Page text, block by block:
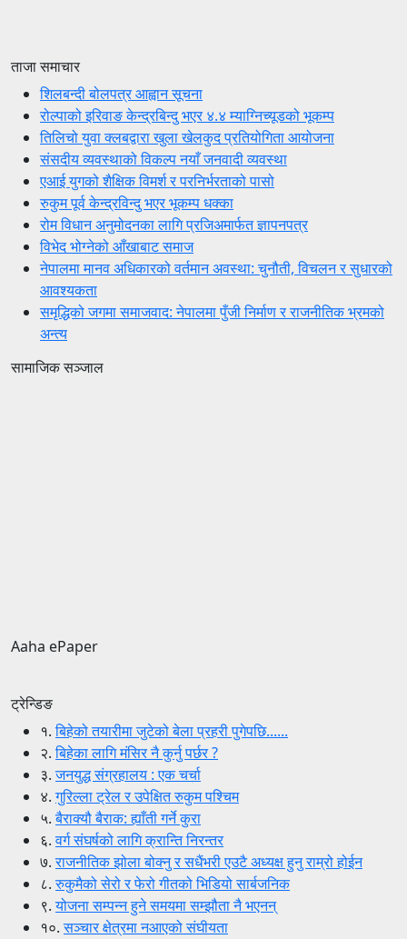
ताजा समाचार
शिलबन्दी बोलपत्र आह्वान सूचना
रोल्पाको इरिवाङ केन्द्रबिन्दु भएर ४.४ म्याग्निच्यूडको भूकम्प
तिलिचो युवा क्लबद्वारा खुला खेलकुद प्रतियोगिता आयोजना
संसदीय व्यवस्थाको विकल्प नयाँ जनवादी व्यवस्था
एआई युगको शैक्षिक विमर्श र परनिर्भरताको पासो
रुकुम पूर्व केन्द्रविन्दु भएर भूकम्प धक्का
रोम विधान अनुमोदनका लागि प्रजिअमार्फत ज्ञापनपत्र
विभेद भोग्नेको आँखाबाट समाज
नेपालमा मानव अधिकारको वर्तमान अवस्था: चुनौती, विचलन र सुधारको
आवश्यकता
समृद्धिको जगमा समाजवाद: नेपालमा पुँजी निर्माण र राजनीतिक भ्रमको
अन्त्य
सामाजिक सञ्जाल
Aaha ePaper
ट्रेन्डिङ
१.बिहेको तयारीमा जुटेको बेला प्रहरी पुगेपछि......
२.बिहेका लागि मंसिर नै कुर्नु पर्छर ?
३.जनयुद्ध संग्रहालय : एक चर्चा
४.गुरिल्ला ट्रेल र उपेक्षित रुकुम पश्चिम
५.बैराक्यौ बैराक: ह्याँती गर्ने कुरा
६.वर्ग संघर्षको लागि क्रान्ति निरन्तर
७.राजनीतिक झोला बोक्नु र सधैंभरी एउटै अध्यक्ष हुनु राम्रो होईन
८.रुकुमैको सेरो र फेरो गीतको भिडियो सार्बजनिक
९.योजना सम्पन्न हुने समयमा सम्झौता नै भएनन्
१०.सञ्चार क्षेत्रमा नआएको संघीयता